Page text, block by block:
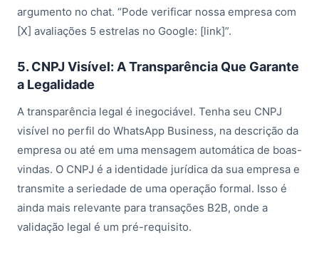
argumento no chat. “Pode verificar nossa empresa com
[X] avaliações 5 estrelas no Google: [link]”.
5. CNPJ Visível: A Transparência Que Garante
a Legalidade
A transparência legal é inegociável. Tenha seu CNPJ
visível no perfil do WhatsApp Business, na descrição da
empresa ou até em uma mensagem automática de boas-
vindas. O CNPJ é a identidade jurídica da sua empresa e
transmite a seriedade de uma operação formal. Isso é
ainda mais relevante para transações B2B, onde a
validação legal é um pré-requisito.